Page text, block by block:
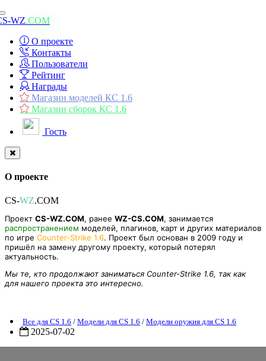
Toggle
navigation
WZ.COM
О проекте
Контакты
Пользователи
Рейтинг
Награды
Магазин моделей КС 1.6
Магазин сборок КС 1.6
Гость
О проекте
CS-WZ.COM
Проект CS-WZ.COM, ранее WZ-CS.COM, занимается
распространением моделей, плагинов, карт и других материалов
по игре Counter-Strike 1.6. Проект был основан в 2009 году и
пришёл на замену другому проекту, который потерял
актуальность.
Мы те, кто продолжают заниматься Counter-Strike 1.6, так как
для нашего проекта это интересно.
Все для CS 1.6 / Модели для CS 1.6 / Модели оружия для CS 1.6
2025-07-02